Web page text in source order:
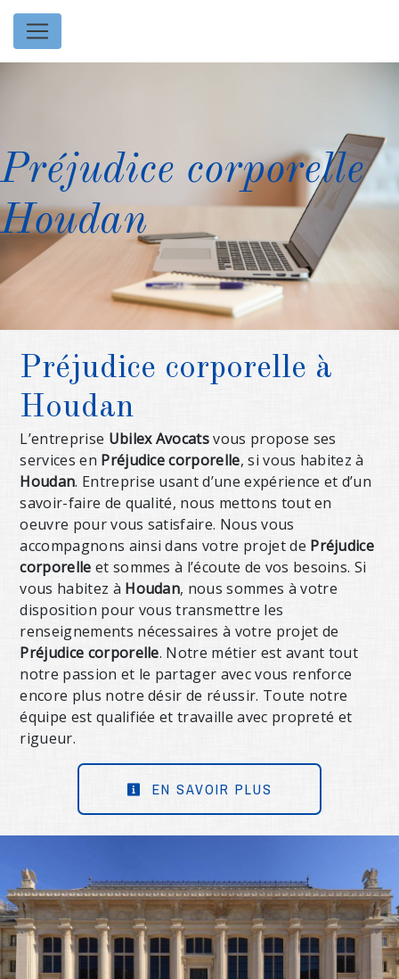
Panneau de gestion des cookies
Préjudice corporelle
Houdan
Préjudice corporelle à
Houdan
L’entreprise Ubilex Avocatsvous propose ses
services en Préjudice corporelle, si vous habitez à
Houdan. Entreprise usant d’une expérience et d’un
savoir-faire de qualité, nous mettons tout en
oeuvre pour vous satisfaire. Nous vous
accompagnons ainsi dans votre projet de Préjudice
corporelle et sommes à l’écoute de vos besoins. Si
vous habitez à Houdan, nous sommes à votre
disposition pour vous transmettre les
renseignements nécessaires à votre projet de
Préjudice corporelle. Notre métier est avant tout
notre passion et le partager avec vous renforce
encore plus notre désir de réussir. Toute notre
équipe est qualifiée et travaille avec propreté et
rigueur.
EN SAVOIR PLUS